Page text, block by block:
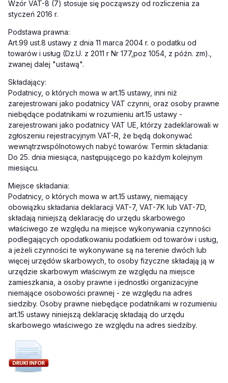
Wzór VAT-8 (7) stosuje się począwszy od rozliczenia za
styczeń 2016 r.
Podstawa prawna:
Art.99 ust.8 ustawy z dnia 11 marca 2004 r. o podatku od
towarów i usług (Dz.U. z 2011 r Nr 177,poz 1054, z późn. zm).,
zwanej dalej "ustawą".
Składający:
Podatnicy, o których mowa w art.15 ustawy, inni niż
zarejestrowani jako podatnicy VAT czynni, oraz osoby prawne
niebędące podatnikami w rozumieniu art.15 ustawy -
zarejestrowani jako podatnicy VAT UE, którzy zadeklarowali w
zgłoszeniu rejestracyjnym VAT-R, że będą dokonywać
wewnątrzwspólnotowych nabyć towarów. Termin składania:
Do 25. dnia miesiąca, następującego po każdym kolejnym
miesiącu.
Miejsce składania:
Podatnicy, o których mowa w art.15 ustawy, niemający
obowiązku składania deklaracji VAT-7, VAT-7K lub VAT-7D,
składają niniejszą deklarację do urzędu skarbowego
właściwego ze względu na miejsce wykonywania czynności
podlegających opodatkowaniu podatkiem od towarów i usług,
a jeżeli czynności te wykonywane są na terenie dwóch lub
więcej urzędów skarbowych, to osoby fizyczne składają ją w
urzędzie skarbowym właściwym ze względu na miejsce
zamieszkania, a osoby prawne i jednostki organizacyjne
niemające osobowości prawnej - ze względu na adres
siedziby. Osoby prawne niebędące podatnikami w rozumieniu
art.15 ustawy niniejszą deklarację składają do urzędu
skarbowego właściwego ze względu na adres siedziby.